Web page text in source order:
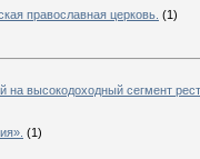
православная церковь. (1)
на высокодоходный сегмент
(1)